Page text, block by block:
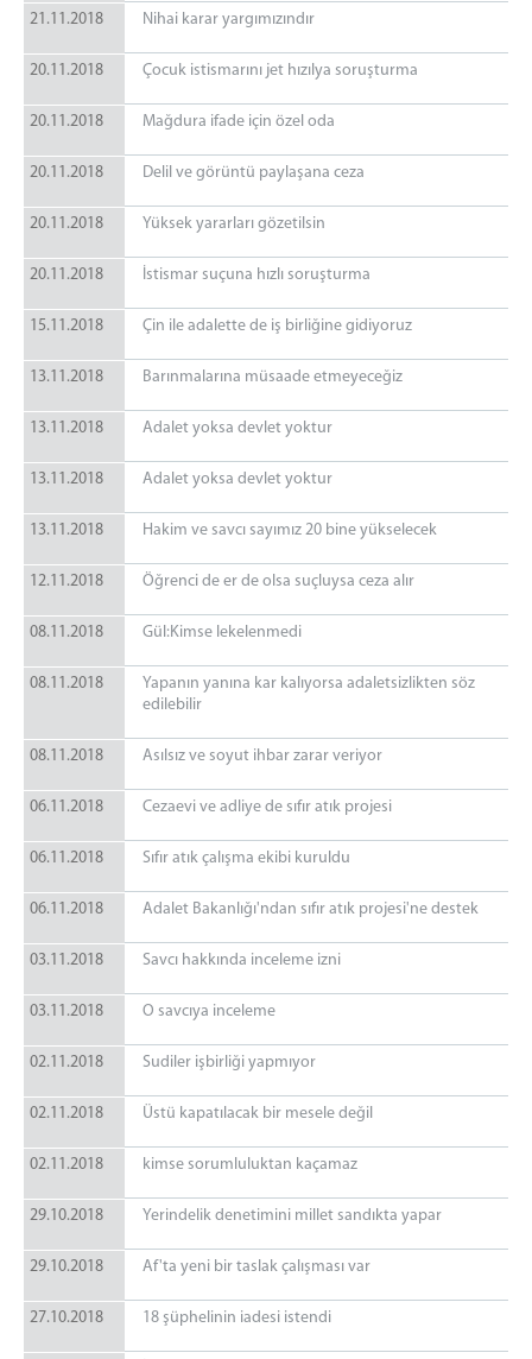
21.11.2018 Nihai karar yargımızındır
20.11.2018 Çocuk istismarını jet hızılya soruşturma
20.11.2018 Mağdura ifade için özel oda
20.11.2018 Delil ve görüntü paylaşana ceza
20.11.2018 Yüksek yararları gözetilsin
20.11.2018 İstismar suçuna hızlı soruşturma
15.11.2018 Çin ile adalette de iş birliğine gidiyoruz
13.11.2018 Barınmalarına müsaade etmeyeceğiz
13.11.2018 Adalet yoksa devlet yoktur
13.11.2018 Adalet yoksa devlet yoktur
13.11.2018 Hakim ve savcı sayımız 20 bine yükselecek
12.11.2018 Öğrenci de er de olsa suçluysa ceza alır
08.11.2018 Gül:Kimse lekelenmedi
08.11.2018
Yapanın yanına kar kalıyorsa adaletsizlikten söz
edilebilir
08.11.2018 Asılsız ve soyut ihbar zarar veriyor
06.11.2018 Cezaevi ve adliye de sıfır atık projesi
06.11.2018 Sıfır atık çalışma ekibi kuruldu
06.11.2018 Adalet Bakanlığı'ndan sıfır atık projesi'ne destek
03.11.2018 Savcı hakkında inceleme izni
03.11.2018 O savcıya inceleme
02.11.2018 Sudiler işbirliği yapmıyor
02.11.2018 Üstü kapatılacak bir mesele değil
02.11.2018 kimse sorumluluktan kaçamaz
29.10.2018 Yerindelik denetimini millet sandıkta yapar
29.10.2018 Af'ta yeni bir taslak çalışması var
27.10.2018 18 şüphelinin iadesi istendi